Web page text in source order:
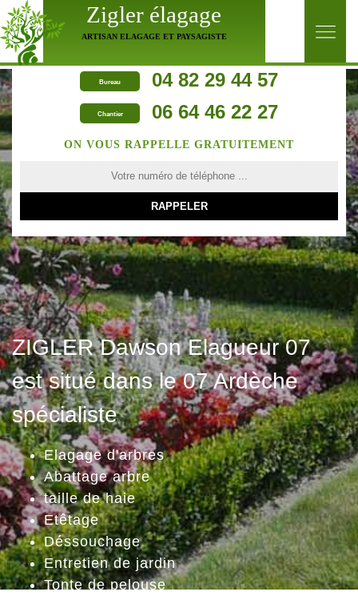
Zigler élagage
ARTISAN ELAGAGE ET PAYSAGISTE
Bureau 04 82 29 44 57
Chantier 06 64 46 22 27
ZIGLER Dawson Elagueur 07
est situé dans le 07 Ardèche
spécialiste
Elagage d'arbres
Abattage arbre
taille de haie
Etêtage
Déssouchage
Entretien de jardin
Tonte de pelouse
ON VOUS RAPPELLE GRATUITEMENT